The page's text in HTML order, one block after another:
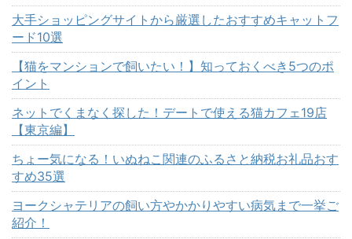
大手ショッピングサイトから厳選したおすすめキャットフ
ード10選
【猫をマンションで飼いたい！】知っておくべき5つのポ
イント
ネットでくまなく探した！デートで使える猫カフェ19店
【東京編】
ちょー気になる！いぬねこ関連のふるさと納税お礼品おす
すめ35選
ヨークシャテリアの飼い方やかかりやすい病気まで一挙ご
紹介！